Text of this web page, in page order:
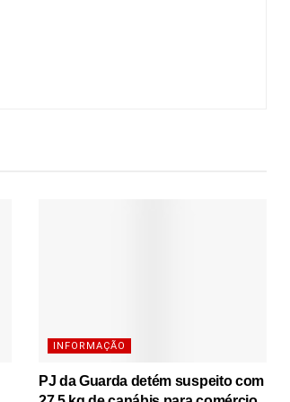
INFORMAÇÃO
PJ da Guarda detém suspeito com